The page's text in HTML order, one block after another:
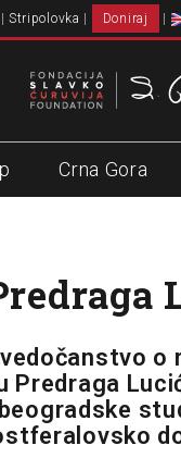
Stripolovka Doniraj
Crna Gora
Predraga